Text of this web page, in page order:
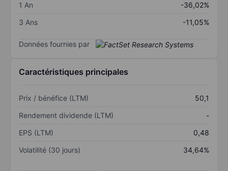
1 An
-36,02%
3 Ans
-11,05%
Données fournies par
Caractéristiques principales
Prix / bénéfice (LTM)
50,1
Rendement dividende (LTM)
-
EPS (LTM)
0,48
Volatilité (30 jours)
34,64%